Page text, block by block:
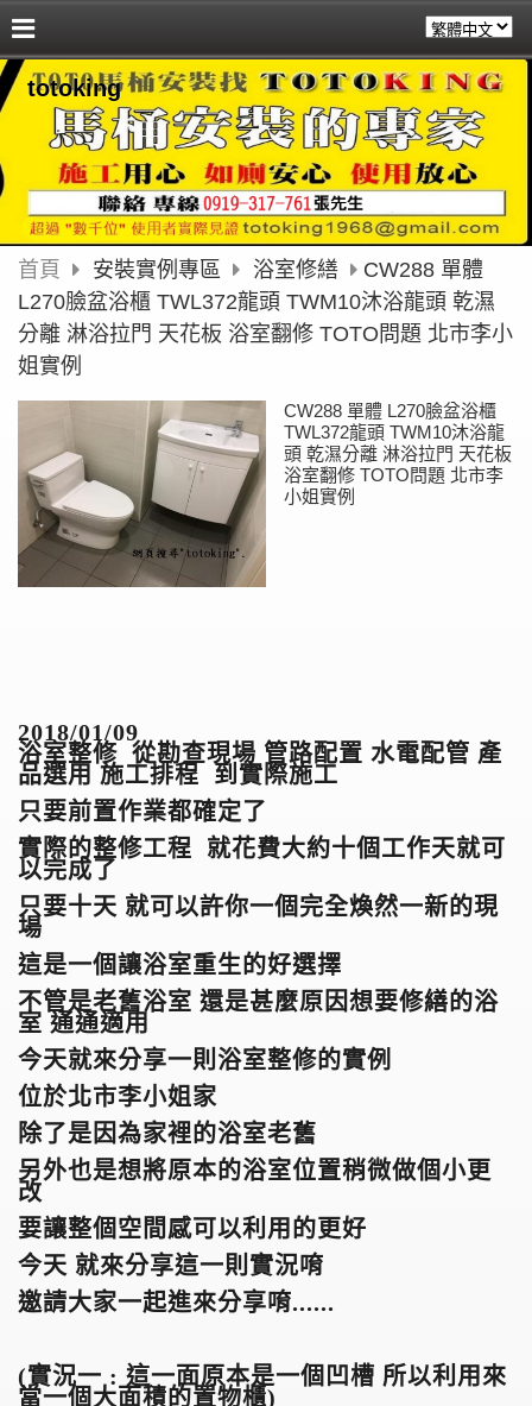
totoking
首頁 安裝實例專區 浴室修繕
CW288 單體
L270臉盆浴櫃 TWL372龍頭 TWM10沐浴龍頭 乾濕
分離 淋浴拉門 天花板 浴室翻修 TOTO問題 北市李小
姐實例
CW288 單體 L270臉盆浴櫃
TWL372龍頭 TWM10沐浴龍
頭 乾濕分離 淋浴拉門 天花板
浴室翻修 TOTO問題 北市李
小姐實例
2018/01/09
浴室整修 從勘查現場 管路配置 水電配管 產
品選用 施工排程 到實際施工
只要前置作業都確定了
實際的整修工程 就花費大約十個工作天就可
以完成了
只要十天 就可以許你一個完全煥然一新的現
場
這是一個讓浴室重生的好選擇
不管是老舊浴室 還是甚麼原因想要修繕的浴
室 通通適用
今天就來分享一則浴室整修的實例
位於北市李小姐家
除了是因為家裡的浴室老舊
另外也是想將原本的浴室位置稍微做個小更
改
要讓整個空間感可以利用的更好
今天 就來分享這一則實況唷
邀請大家一起進來分享唷......
(實況一 : 這一面原本是一個凹槽 所以利用來
當一個大面積的置物櫃)